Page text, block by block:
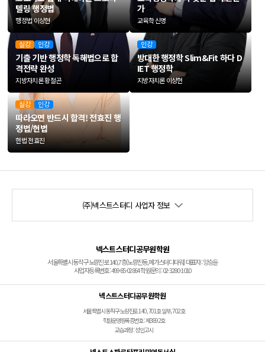
텔링 행정법
행정법 이상현
가
교육학 신명
실강 인강
기출 기반행정학 독해법으로합
격전략 완성
지방자치론 황철곤
인강
방대한 행정학 Slim&Fit 하다 D
IET 행정학
지방자치론 이상헌
실강 인강
따라오면 반드시 합격!전효진 행
정법/헌법
헌법 전효진
(주)넥스트스터디 사업자 정보
넥스트스터디공무원학원
서울특별시 동작구 노량진로 140, 7층(노량진동, 메가스터디타워) 대표자 : 양승윤
사업자등록번호 : 499-85-02864 학원문의 : 02-3280-1010
넥스트스터디공무원학원
서울특별시 동작구 노량진로 140, 701호 일부, 702호
학원운영등록증번호 : 제3892호
교습과정 : 성인고시